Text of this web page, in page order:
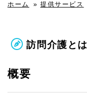
ホーム » 提供サービス
訪問介護とは
概要